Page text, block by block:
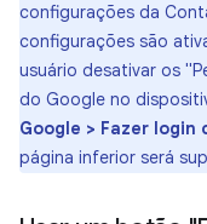
configurações da
configurações são
usuário desativar os
do Google no
Google > Fazer login
página inferior será